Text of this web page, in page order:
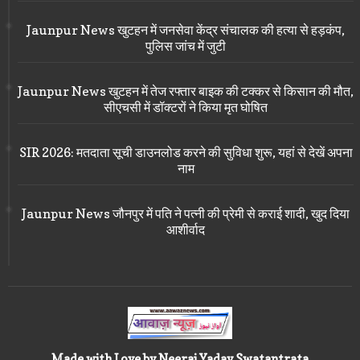
Jaunpur News खुटहन में जनसेवा केंद्र संचालक की हत्या से हड़कंप,
पुलिस जांच में जुटी
Jaunpur News खुटहन में तेज रफ्तार बाइक की टक्कर से किसान की मौत,
सीएचसी में डॉक्टरों ने किया मृत घोषित
SIR 2026: मतदाता सूची डाउनलोड करने की सुविधा शुरू, यहां से देखें अपना
नाम
Jaunpur News जौनपुर में पति ने पत्नी की प्रेमी से कराई शादी, खुद दिया
आशीर्वाद